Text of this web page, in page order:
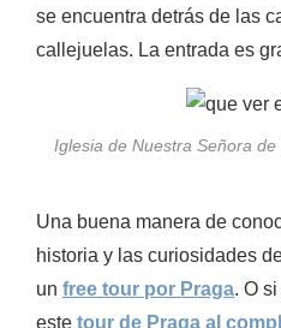
se encuentra detrás de las
callejuelas. La entrada es
Iglesia de Nuestra Señora
Una buena manera de
historia y las curiosidades
un free tour por Praga. O
este tour de Praga al